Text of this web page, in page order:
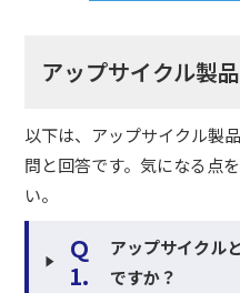
アップサイクル製
以下は、アップサイクル製
問と回答です。気になる点
い。
Ｑ
1.
アップサイクル
ですか？